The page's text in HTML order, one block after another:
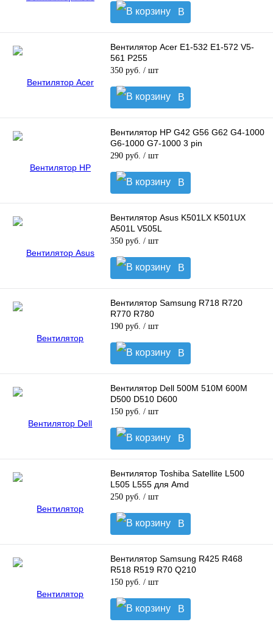
В
корзину
Вентилятор Acer E1-532 E1-572 V5-
561 P255
350 руб. / шт
В
корзину
Вентилятор HP G42 G56 G62 G4-1000
G6-1000 G7-1000 3 pin
290 руб. / шт
В
корзину
Вентилятор Asus K501LX K501UX
A501L V505L
350 руб. / шт
В
корзину
Вентилятор Samsung R718 R720
R770 R780
190 руб. / шт
В
корзину
Вентилятор Dell 500M 510M 600M
D500 D510 D600
150 руб. / шт
В
корзину
Вентилятор Toshiba Satellite L500
L505 L555 для Amd
250 руб. / шт
В
корзину
Вентилятор Samsung R425 R468
R518 R519 R70 Q210
150 руб. / шт
В